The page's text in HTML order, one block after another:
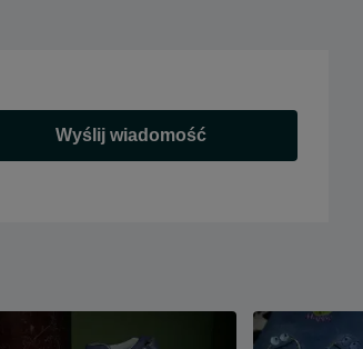
Wyślij wiadomość